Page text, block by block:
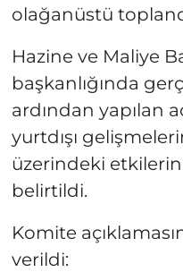
olağanüstü
Hazine ve Maliye
başkanlığında
ardından yapılan
yurtdışı
üzerindeki
belirtildi.
Komite
verildi: